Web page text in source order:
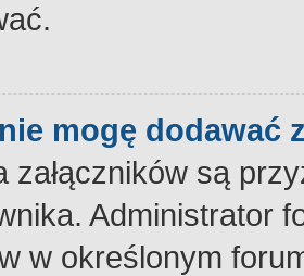
mogę dodawać
załączników są
Administrator
w określonym